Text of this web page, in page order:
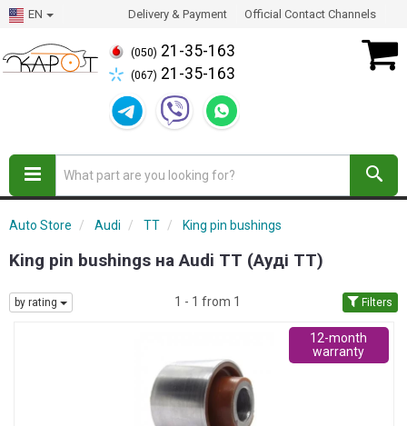
EN Delivery & Payment Official Contact Channels
(050) 21-35-163
(067) 21-35-163
Auto Store Audi TT King pin bushings
King pin bushings на Audi TT (Ауді ТТ)
by rating 1 - 1 from 1 Filters
12-month
warranty